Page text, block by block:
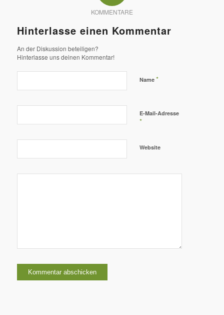
KOMMENTARE
Hinterlasse einen Kommentar
An der Diskussion beteiligen?
Hinterlasse uns deinen Kommentar!
Name *
E-Mail-Adresse
*
Website